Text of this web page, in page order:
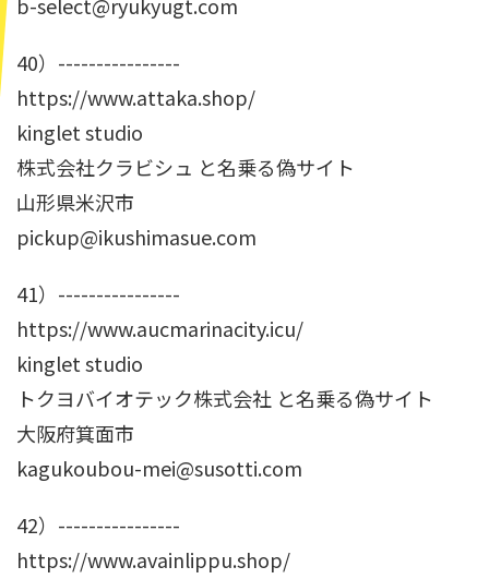
40）----------------
https://www.attaka.shop/
kinglet studio
株式会社クラビシュ と名乗る偽サイト
山形県米沢市
pickup@ikushimasue.com
41）----------------
https://www.aucmarinacity.icu/
kinglet studio
トクヨバイオテック株式会社 と名乗る偽サイト
大阪府箕面市
kagukoubou-mei@susotti.com
42）----------------
https://www.avainlippu.shop/